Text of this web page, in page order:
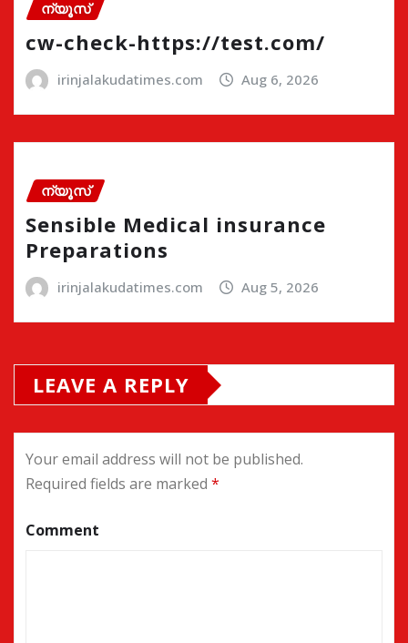
ന്യൂസ്
cw-check-https://test.com/
irinjalakudatimes.com Aug 6, 2026
ന്യൂസ്
Sensible Medical insurance
Preparations
irinjalakudatimes.com Aug 5, 2026
LEAVE A REPLY
Your email address will not be published.
Required fields are marked *
Comment